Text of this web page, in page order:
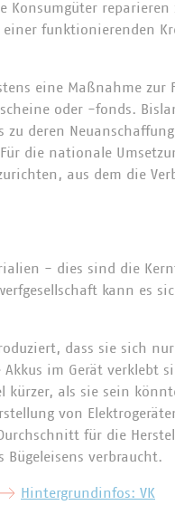
Konsumgüter reparieren
funktionierenden
eine Maßnahme zur
oder -fonds.
zu deren
die nationale
aus dem die
- dies sind die
kann es
dass sie sich
im Gerät verklebt
kürzer, als sie sein
von
für die
Bügeleisens verbraucht.
Hintergrundinfos: VK